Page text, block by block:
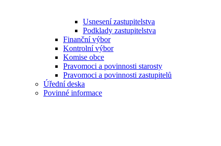
Usnesení zastupitelstva
Podklady zastupitelstva
Finanční výbor
Kontrolní výbor
Komise obce
Pravomoci a povinnosti starosty
Pravomoci a povinnosti zastupitelů
Úřední deska
Povinné informace